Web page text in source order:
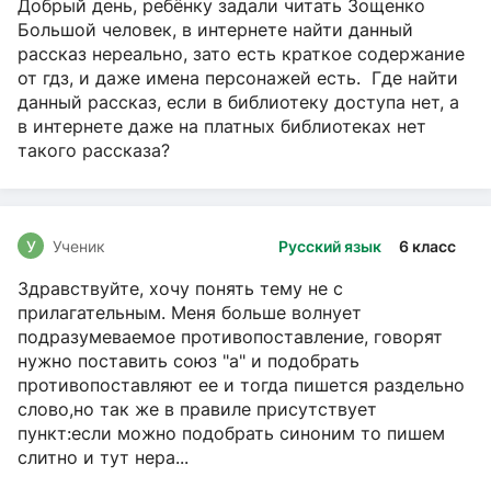
Добрый день, ребёнку задали читать Зощенко
Большой человек, в интернете найти данный
рассказ нереально, зато есть краткое содержание
от гдз, и даже имена персонажей есть. Где найти
данный рассказ, если в библиотеку доступа нет, а
в интернете даже на платных библиотеках нет
такого рассказа?
Русский язык 6 класс
У Ученик
Здравствуйте, хочу понять тему не с
прилагательным. Меня больше волнует
подразумеваемое противопоставление, говорят
нужно поставить союз "а" и подобрать
противопоставляют ее и тогда пишется раздельно
слово,но так же в правиле присутствует
пункт:если можно подобрать синоним то пишем
слитно и тут нера...